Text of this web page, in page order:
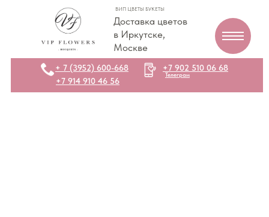
Доставка цветов
в Иркутске,
Москве
ВИП ЦВЕТЫ БУКЕТЫ
+7 914 910 46 56
+7 902 510 06 68
Телеграм
+ 7 (3952) 600-668